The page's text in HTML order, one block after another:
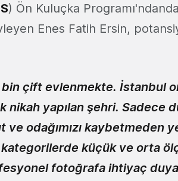
) Ön Kuluçka
Enes Fatih Ersin,
çift evlenmekte. İstanbul
nikah yapılan şehri. Sadece
odağımızı kaybetmeden
küçük ve orta
fotoğrafa ihtiyaç